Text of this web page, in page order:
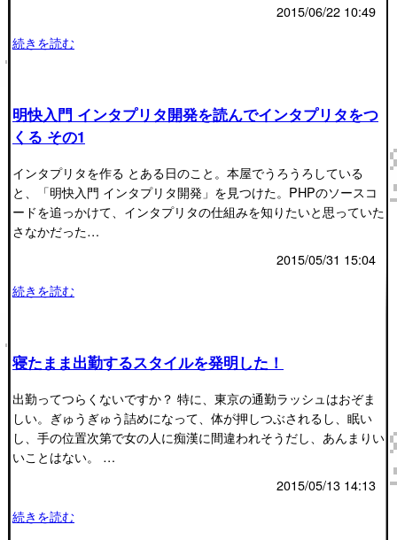
2015/06/22 10:49
続きを読む
明快入門 インタプリタ開発を読んでインタプリタをつ
くる その1
インタプリタを作る とある日のこと。本屋でうろうろしている
と、「明快入門 インタプリタ開発」を見つけた。PHPのソースコ
ードを追っかけて、インタプリタの仕組みを知りたいと思っていた
さなかだった…
2015/05/31 15:04
続きを読む
寝たまま出勤するスタイルを発明した！
出勤ってつらくないですか？ 特に、東京の通勤ラッシュはおぞま
しい。ぎゅうぎゅう詰めになって、体が押しつぶされるし、眠い
し、手の位置次第で女の人に痴漢に間違われそうだし、あんまりい
いことはない。 …
2015/05/13 14:13
続きを読む